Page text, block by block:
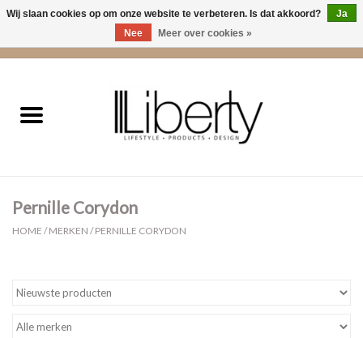
Kleding
Cadeaus
Pernille Corydon
HOME /MERKEN /PERNILLE CORYDON
Wij slaan cookies op om onze website te verbeteren. Is dat akkoord?
Ja
Nee
Meer over cookies »